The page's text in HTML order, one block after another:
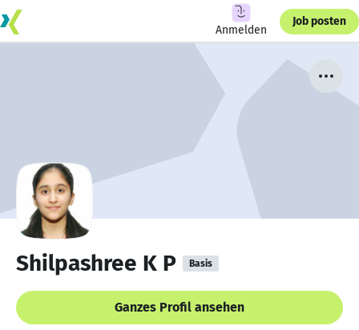
Anmelden
Job posten
Shilpashree K P Basis
Ganzes Profil ansehen